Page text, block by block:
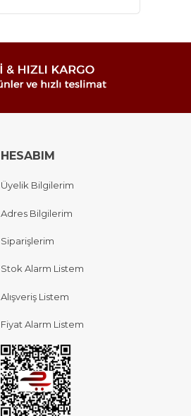
HESABIM
Üyelik Bilgilerim
Adres Bilgilerim
Siparişlerim
Stok Alarm Listem
Alışveriş Listem
Fiyat Alarm Listem